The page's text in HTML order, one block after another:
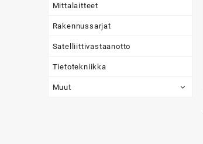
Mittalaitteet
Rakennussarjat
Satelliittivastaanotto
Tietotekniikka
Muut